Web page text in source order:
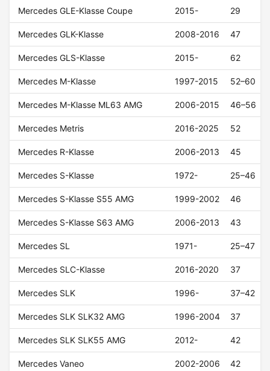
Mercedes GLE-Klasse Coupe 2015- 29
Mercedes GLK-Klasse 2008-2016 47
Mercedes GLS-Klasse 2015- 62
Mercedes M-Klasse 1997-2015 52–60
Mercedes M-Klasse ML63 AMG 2006-2015 46–56
Mercedes Metris 2016-2025 52
Mercedes R-Klasse 2006-2013 45
Mercedes S-Klasse 1972- 25–46
Mercedes S-Klasse S55 AMG 1999-2002 46
Mercedes S-Klasse S63 AMG 2006-2013 43
Mercedes SL 1971- 25–47
Mercedes SLC-Klasse 2016-2020 37
Mercedes SLK 1996- 37–42
Mercedes SLK SLK32 AMG 1996-2004 37
Mercedes SLK SLK55 AMG 2012- 42
Mercedes Vaneo 2002-2006 42